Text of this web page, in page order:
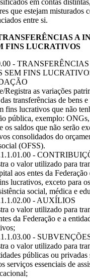
que estejam misturados
entre si.
A
FINS LUCRATIVOS
-
SEM FINS
Registra as variações
transferências de bens
fins lucrativos que não
pública, exemplo:
os saldos que não serão
consolidados do
(OFSS).
-
o valor utilizado para
aos entes da
lucrativos, exceto para
social, médica e
- AUXÍLIOS
o valor utilizado para
da Federação e a
-
o valor utilizado para
públicas ou
serviços essenciais de